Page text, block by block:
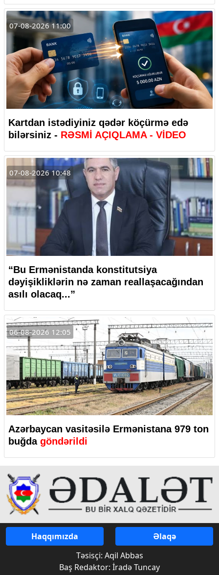
07-08-2026 11:00
Kartdan istədiyiniz qədər köçürmə edə
bilərsiniz - RƏSMİ AÇIQLAMA - VİDEO
07-08-2026 10:48
“Bu Ermənistanda konstitutsiya
dəyişikliklərin nə zaman reallaşacağından
asılı olacaq...”
06-08-2026 12:05
Azərbaycan vasitəsilə Ermənistana 979 ton
buğda göndərildi
Haqqımızda
Əlaqə
Təsisçi: Aqil Abbas
Baş Redaktor: İradə Tuncay